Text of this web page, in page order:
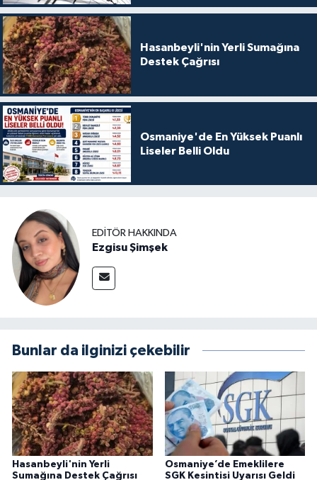
Hasanbeyli'nin Yerli Sumağına
Destek Çağrısı
Osmaniye'de En Yüksek Puanlı
Liseler Belli Oldu
EDITÖR HAKKINDA
Ezgisu Şimşek
Bunlar da ilginizi çekebilir
Hasanbeyli'nin Yerli
Sumağına Destek Çağrısı
Osmaniye’de Emeklilere
SGK Kesintisi Uyarısı Geldi